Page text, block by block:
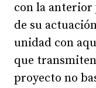
con la anterior
de su
unidad con
que
proyecto no